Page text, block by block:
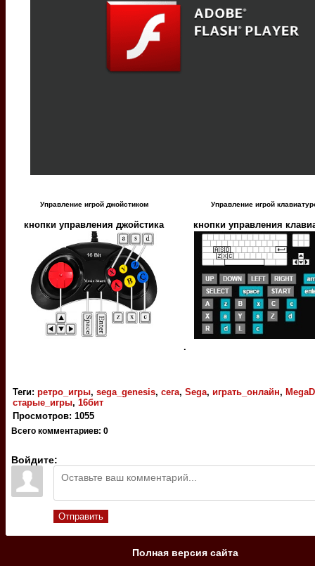
Управление игрой джойстиком
кнопки управления джойстика
Управление игрой
кнопки управления
.
Теги: ретро_игры, sega_genesis, сега, Sega, играть_онлайн,
старые_игры, 16бит
Просмотров: 1055
Всего комментариев: 0
Войдите:
Отправить
Полная версия сайта